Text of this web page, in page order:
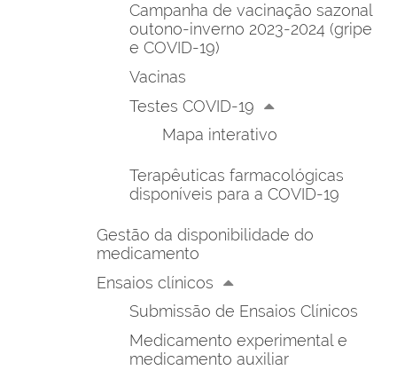
Campanha de vacinação sazonal
outono-inverno 2023-2024 (gripe
e COVID-19)
Vacinas
Testes COVID-19
Mapa interativo
Terapêuticas farmacológicas
disponíveis para a COVID-19
Gestão da disponibilidade do
medicamento
Ensaios clínicos
Submissão de Ensaios Clínicos
Medicamento experimental e
medicamento auxiliar